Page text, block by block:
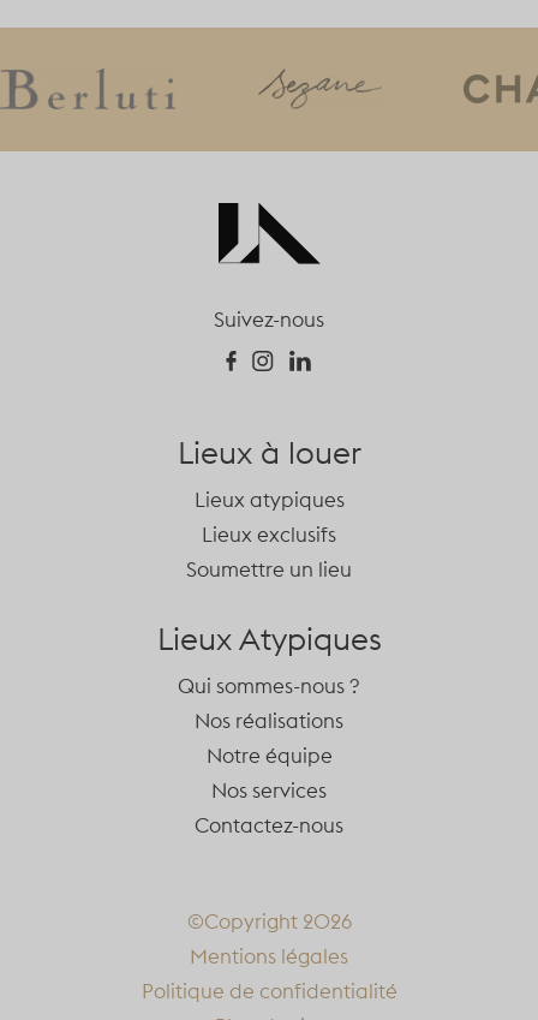
Suivez-nous
Lieux à louer
Lieux atypiques
Lieux exclusifs
Soumettre un lieu
Lieux Atypiques
Qui sommes-nous ?
Nos réalisations
Notre équipe
Nos services
Contactez-nous
©Copyright 2026
Mentions légales
Politique de confidentialité